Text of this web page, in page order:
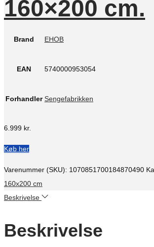
160×200 cm.
Brand EHOB
EAN 5740000953054
Forhandler Sengefabrikken
6.999 kr.
Køb her
Varenummer (SKU): 1070851700184870490
160x200 cm
Beskrivelse
Beskrivelse